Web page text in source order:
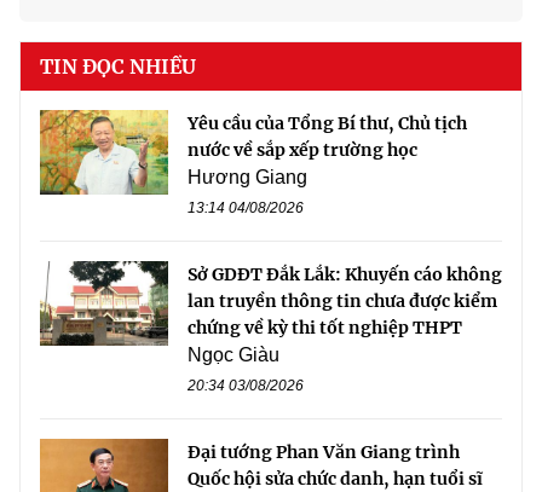
TIN ĐỌC NHIỀU
Yêu cầu của Tổng Bí thư, Chủ tịch
nước về sắp xếp trường học
Hương Giang
13:14 04/08/2026
Sở GDĐT Đắk Lắk: Khuyến cáo không
lan truyền thông tin chưa được kiểm
chứng về kỳ thi tốt nghiệp THPT
Ngọc Giàu
20:34 03/08/2026
Đại tướng Phan Văn Giang trình
Quốc hội sửa chức danh, hạn tuổi sĩ